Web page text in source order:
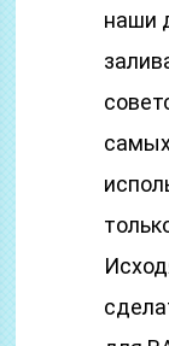
наши